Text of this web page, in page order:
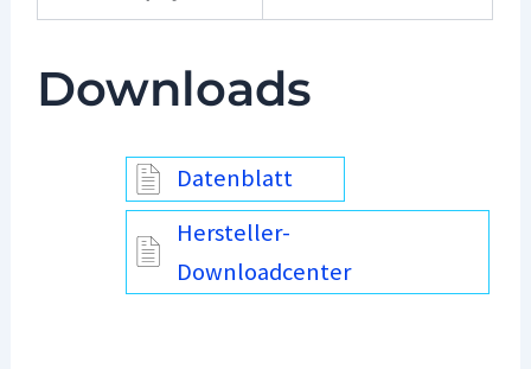
Downloads
Datenblatt
Hersteller-
Downloadcenter